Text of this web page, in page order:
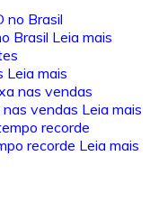
Brasil Leia mais
Leia mais
vendas Leia mais
recorde Leia mais